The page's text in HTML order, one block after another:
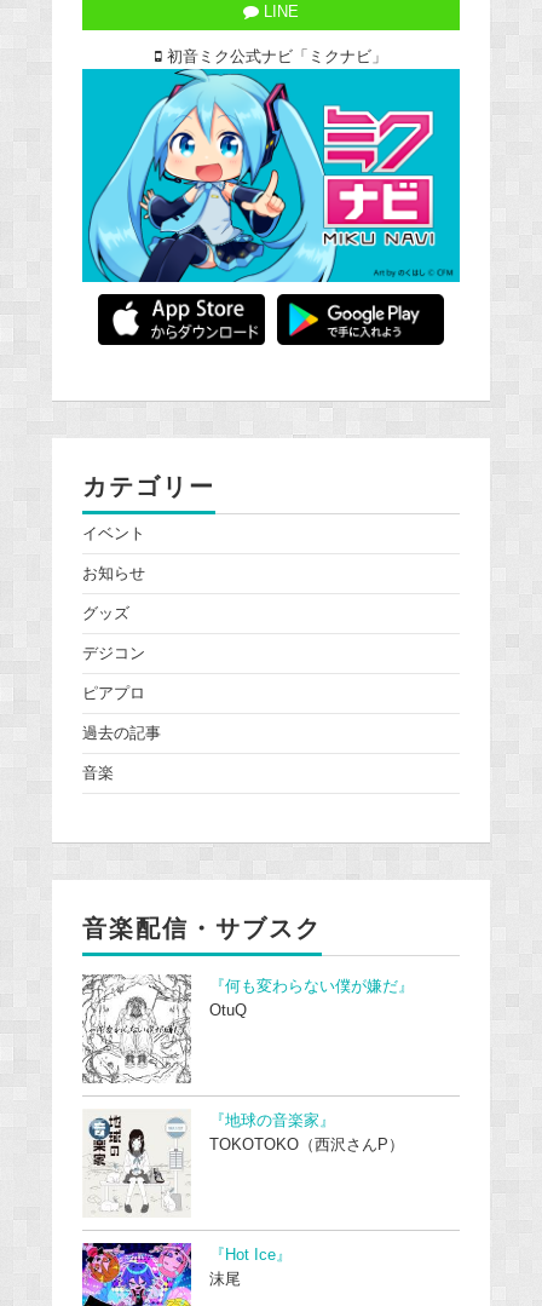
LINE
初音ミク公式ナビ「ミクナビ」
カテゴリー
イベント
お知らせ
グッズ
デジコン
ピアプロ
過去の記事
音楽
音楽配信・サブスク
『何も変わらない僕が嫌だ』
OtuQ
『地球の音楽家』
TOKOTOKO（西沢さんP）
『Hot Ice』
沫尾